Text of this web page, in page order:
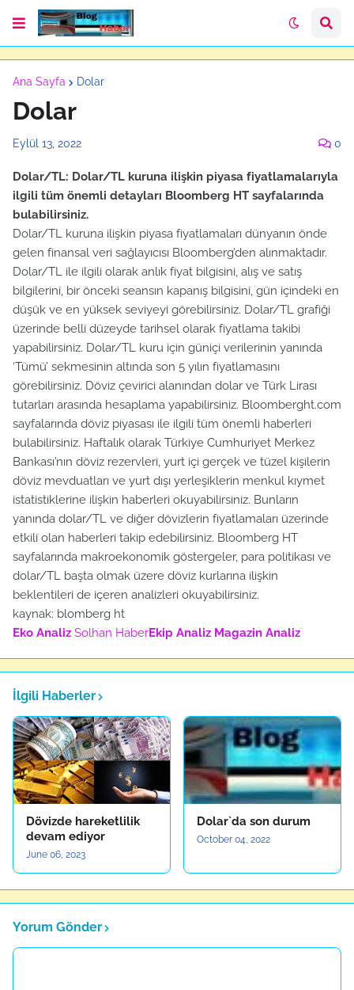
Ana Sayfa Dolar
Dolar
Eylül 13, 2022 0
Dolar/TL: Dolar/TL kuruna ilişkin piyasa fiyatlamalarıyla
ilgili tüm önemli detayları Bloomberg HT sayfalarında
bulabilirsiniz.
Dolar/TL kuruna ilişkin piyasa fiyatlamaları dünyanın önde
gelen finansal veri sağlayıcısı Bloomberg’den alınmaktadır.
Dolar/TL ile ilgili olarak anlık fiyat bilgisini, alış ve satış
bilgilerini, bir önceki seansın kapanış bilgisini, gün içindeki en
düşük ve en yüksek seviyeyi görebilirsiniz. Dolar/TL grafiği
üzerinde belli düzeyde tarihsel olarak fiyatlama takibi
yapabilirsiniz. Dolar/TL kuru için güniçi verilerinin yanında
‘Tümü’ sekmesinin altında son 5 yılın fiyatlamasını
görebilirsiniz. Döviz çevirici alanından dolar ve Türk Lirası
tutarları arasında hesaplama yapabilirsiniz. Bloomberght.com
sayfalarında döviz piyasası ile ilgili tüm önemli haberleri
bulabilirsiniz. Haftalık olarak Türkiye Cumhuriyet Merkez
Bankası’nın döviz rezervleri, yurt içi gerçek ve tüzel kişilerin
döviz mevduatları ve yurt dışı yerleşiklerin menkul kıymet
istatistiklerine ilişkin haberleri okuyabilirsiniz. Bunların
yanında dolar/TL ve diğer dövizlerin fiyatlamaları üzerinde
etkili olan haberleri takip edebilirsiniz. Bloomberg HT
sayfalarında makroekonomik göstergeler, para politikası ve
dolar/TL başta olmak üzere döviz kurlarına ilişkin
beklentileri de içeren analizleri okuyabilirsiniz.
kaynak: blomberg ht
Eko Analiz Solhan HaberEkip Analiz Magazin Analiz
İlgili Haberler
Dövizde hareketlilik
devam ediyor
June 06, 2023
Dolar`da son durum
October 04, 2022
Yorum Gönder